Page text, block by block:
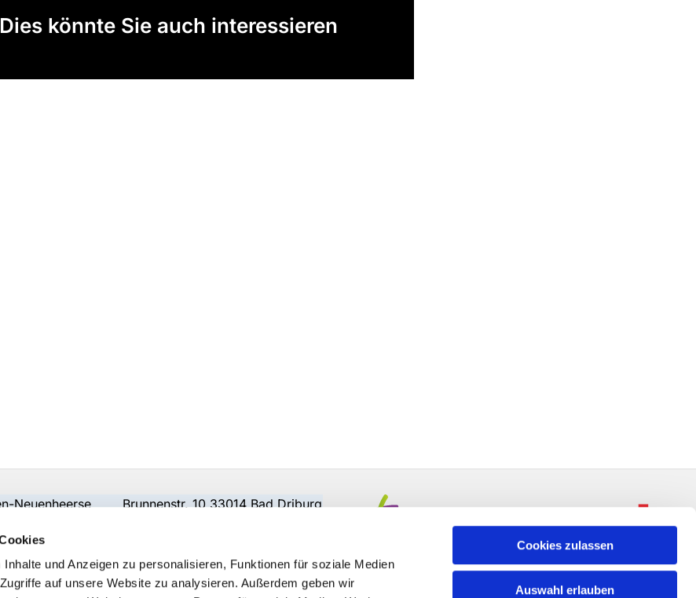
und Anzeigen zu personalisieren, Funktionen für soziale Medien
auf unsere Website zu analysieren. Außerdem geben wir
Cookies zulassen
Auswahl erlauben
Dies könnte Sie auch interessieren
Neuenheerse Brunnenstr. 10 33014 Bad Driburg